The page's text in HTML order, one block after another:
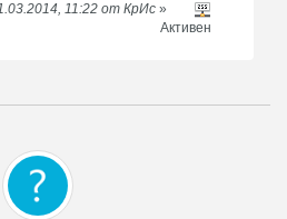
11:22 от КрИс »
Активен